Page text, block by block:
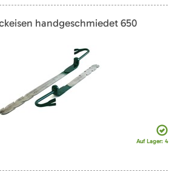
handgeschmiedet 650
Auf Lager: 4